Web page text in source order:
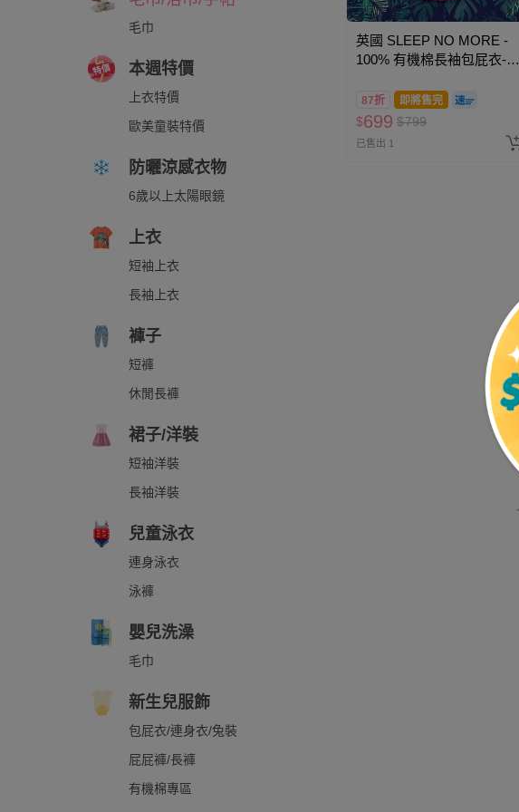
毛巾
本週特價
上衣特價
歐美童裝特價
防曬涼感衣物
6歲以上太陽眼鏡
上衣
短袖上衣
長袖上衣
褲子
短褲
休閒長褲
裙子/洋裝
短袖洋裝
長袖洋裝
兒童泳衣
連身泳衣
泳褲
嬰兒洗澡
毛巾
新生兒服飾
包屁衣/連身衣/兔裝
屁屁褲/長褲
有機棉專區
英國 SLEEP NO MORE -
100% 有機棉長袖包屁衣-侏
87折 即將售完
$699 $799
已售出 1